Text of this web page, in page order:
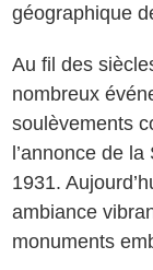
géographique
Au fil des
nombreux
soulèvements
l’annonce de
1931.
ambiance
monuments